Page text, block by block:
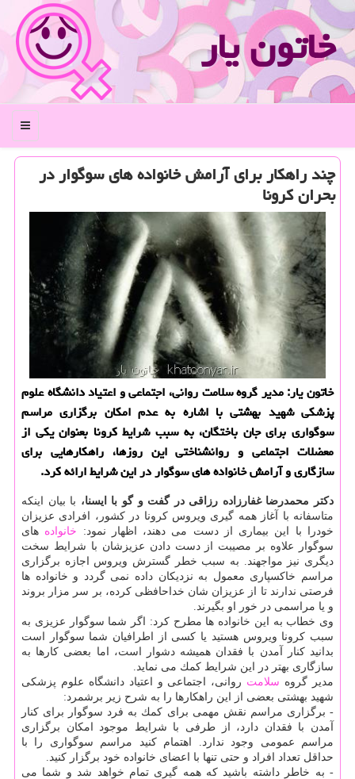
خاتون یار
منو
چند راهكار برای آرامش خانواده های سوگوار در
بحران كرونا
خاتون یار: مدیر گروه سلامت روانی، اجتماعی و اعتیاد دانشگاه علوم
پزشكی شهید بهشتی با اشاره به عدم امكان برگزاری مراسم
سوگواری برای جان باختگان، به سبب شرایط كرونا بعنوان یكی از
معضلات اجتماعی و روانشناختی این روزها، راهكارهایی برای
سازگاری و آرامش خانواده های سوگوار در این شرایط ارائه كرد.
دكتر محمدرضا غفارزاده رزاقی در گفت و گو با ایسنا، با بیان اینكه
متاسفانه با آغاز همه گیری ویروس كرونا در كشور، افرادی عزیزان
خودرا با این بیماری از دست می دهند، اظهار نمود: خانواده های
سوگوار علاوه بر مصیبت از دست دادن عزیزشان با شرایط سخت
دیگری نیز مواجهند. به سبب خطر گسترش ویروس اجازه برگزاری
مراسم خاكسپاری معمول به نزدیكان داده نمی گردد و خانواده ها
فرصتی ندارند تا از عزیزان شان خداحافظی كرده، بر سر مزار بروند
و یا مراسمی در خور او بگیرند.
وی خطاب به این خانواده ها مطرح كرد: اگر شما سوگوار عزیزی به
سبب كرونا ویروس هستید یا كسی از اطرافیان شما سوگوار است
بدانید كنار آمدن با فقدان همیشه دشوار است، اما بعضی كارها به
سازگاری بهتر در این شرایط كمك می نماید.
مدیر گروه سلامت روانی، اجتماعی و اعتیاد دانشگاه علوم پزشكی
شهید بهشتی بعضی از این راهكارها را به شرح زیر برشمرد:
- برگزاری مراسم نقش مهمی برای كمك به فرد سوگوار برای كنار
آمدن با فقدان دارد، از طرفی با شرایط موجود امكان برگزاری
مراسم عمومی وجود ندارد. اهتمام كنید مراسم سوگواری را با
حداقل تعداد افراد و حتی تنها با اعضای خانواده خود برگزار كنید.
- به خاطر داشته باشید كه همه گیری تمام خواهد شد و شما می